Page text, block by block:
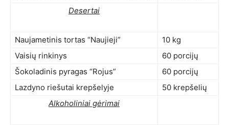
Desertai
Naujametinis tortas “Naujieji”
10 kg
Vaisių rinkinys
60 porcijų
Šokoladinis pyragas “Rojus”
60 porcijų
Lazdyno riešutai krepšelyje
50 krepšelių
Alkoholiniai gėrimai